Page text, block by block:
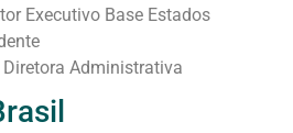
Executivo Base Estados
Administrativa